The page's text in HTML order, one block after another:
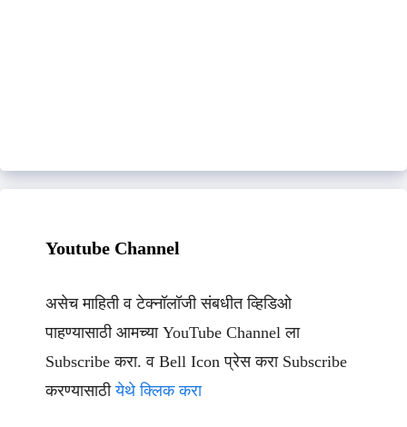
Youtube Channel
असेच माहिती व टेक्नॉलॉजी संबधीत व्हिडिओ
पाहण्यासाठी आमच्या YouTube Channel ला
Subscribe करा. व Bell Icon प्रेस करा Subscribe
करण्यासाठीयेथे क्लिक करा